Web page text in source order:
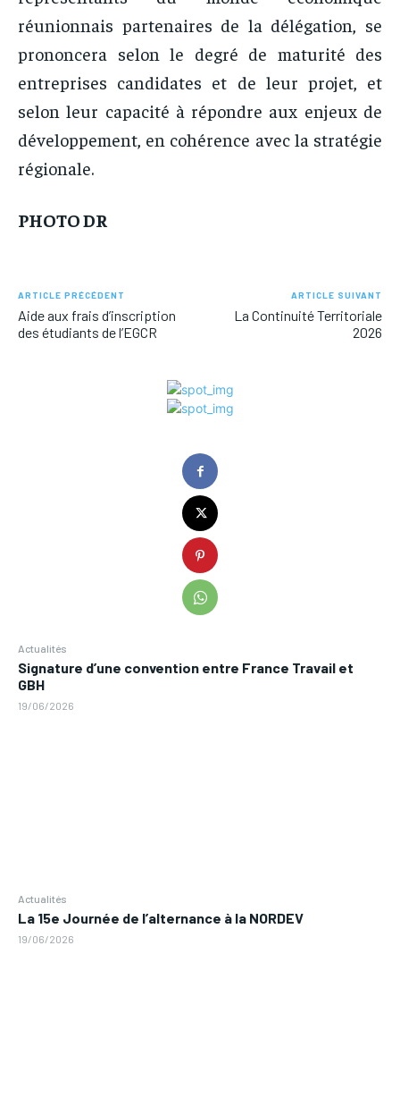
Actualités
Signature d’une convention entre France Travail et
GBH
19/06/2026
Actualités
La 15e Journée de l’alternance à la NORDEV
19/06/2026
réunionnais partenaires de la délégation, se
prononcera selon le degré de maturité des
entreprises candidates et de leur projet, et
selon leur capacité à répondre aux enjeux de
développement, en cohérence avec la stratégie
régionale.
PHOTO DR
ARTICLE PRÉCÉDENT
Aide aux frais d’inscription
des étudiants de l’EGCR
ARTICLE SUIVANT
La Continuité Territoriale
2026